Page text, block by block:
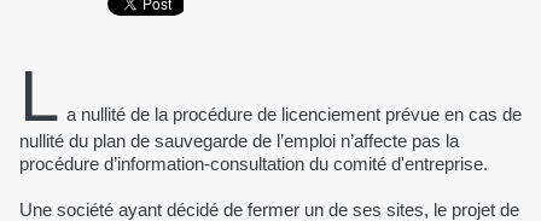
L a nullité de la procédure de licenciement prévue en cas de
nullité du plan de sauvegarde de l’emploi n’affecte pas la
procédure d’information-consultation du comité d'entreprise.
Une société ayant décidé de fermer un de ses sites, le projet de